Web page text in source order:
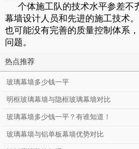
个体施工队的技术水平参差不
幕墙设计人员和先进的施工技术
也可能没有完善的质量控制体系
问题。
热点推荐
玻璃幕墙多少钱一平
明框玻璃幕墙与隐框玻璃幕墙对比
玻璃幕墙多少钱一平？有谁知道！
玻璃幕墙与铝单板幕墙优势对比